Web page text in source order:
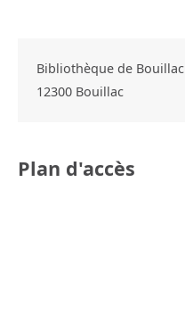
Bibliothèque de
12300 Bouillac
Plan d'accès